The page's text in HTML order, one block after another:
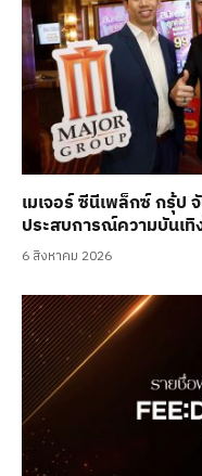
เมเจอร์ ซีนีเพล็กซ์ กรุ้ป
ประสบการณ์ความบันเทิ
6 สิงหาคม 2026